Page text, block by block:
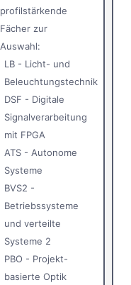
profilstärkende
Fächer zur
Auswahl:
LB - Licht- und
Beleuchtungstechnik
DSF - Digitale
Signalverarbeitung
mit FPGA
ATS - Autonome
Systeme
BVS2 -
Betriebssysteme
und verteilte
Systeme 2
PBO - Projekt-
basierte Optik